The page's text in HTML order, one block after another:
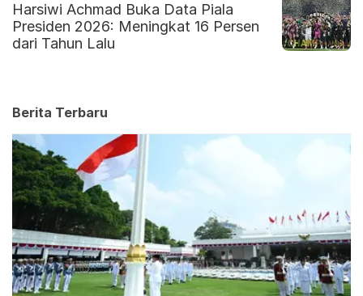
Harsiwi Achmad Buka Data Piala
Presiden 2026: Meningkat 16 Persen
dari Tahun Lalu
Berita Terbaru